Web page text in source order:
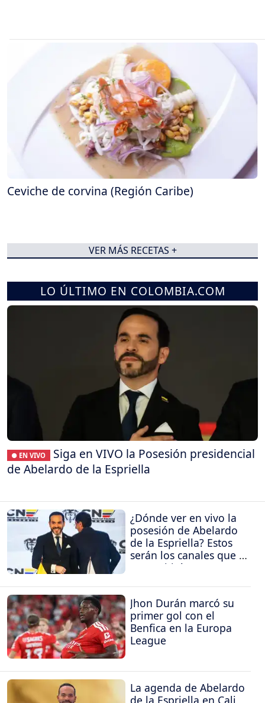
Ceviche de corvina (Región Caribe)
VER MÁS RECETAS +
LO ÚLTIMO EN COLOMBIA.COM
● EN VIVO
Siga en VIVO la Posesión presidencial
de Abelardo de la Espriella
¿Dónde ver en vivo la
posesión de Abelardo
de la Espriella? Estos
serán los canales que la
transmitirán
Jhon Durán marcó su
primer gol con el
Benfica en la Europa
League
La agenda de Abelardo
de la Espriella en Cali